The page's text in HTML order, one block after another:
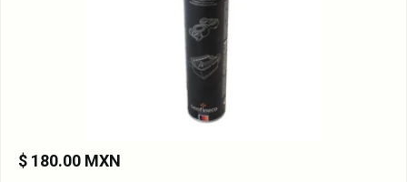
$ 180.00 MXN